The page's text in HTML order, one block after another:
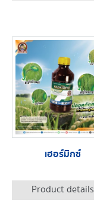
เฮอร์มิกซ์
Product details